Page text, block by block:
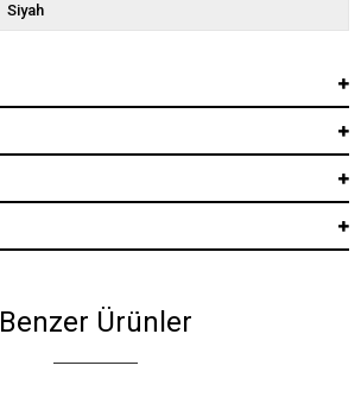
Siyah
Benzer Ürünler